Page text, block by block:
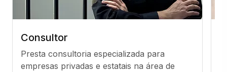
Consultor
Presta consultoria especializada para
empresas privadas e estatais na área de